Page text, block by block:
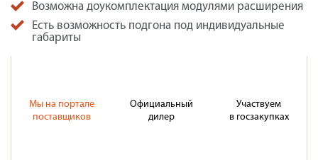
Возможна доукомплектация модулями расширения
Есть возможность подгона под индивидуальные
габариты
Мы на портале
поставщиков
Официальный
дилер
Участвуем
в госзакупках